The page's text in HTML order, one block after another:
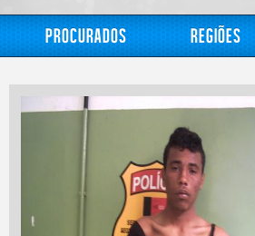
Procurados Regiões